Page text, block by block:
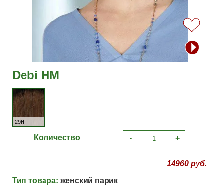
Debi HM
29H
Количество - +
14960 руб.
Тип товара: женский парик